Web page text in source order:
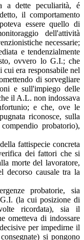
a dette peculiarità, é
il comportamento
essere quello di
dell'attività
necessarie;
e tendenzialmente
ovvero lo G.I.; che
era responsabile nel
di sorvegliare
e sull'impiego delle
il A.L. non indossava
e che, ove le
riconosce, sulla
probatorio),
fattispecie concreta
dei fattori che si
morte del lavoratore,
decorso causale tra la
probatorie, sia
(la cui posizione di
ricordata), sia il
ometteva di indossare
per impedirne il
si pongono